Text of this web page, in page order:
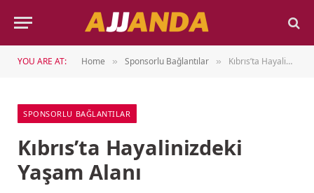
YOU ARE AT: Home » Sponsorlu Bağlantılar » Kıbrıs’ta Hayalinizdeki Yaşam Alanı
SPONSORLU BAĞLANTILAR
Kıbrıs’ta Hayalinizdeki
Yaşam Alanı